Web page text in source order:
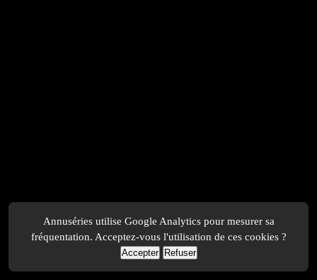
Annuséries utilise Google Analytics pour mesurer sa
fréquentation. Acceptez-vous l'utilisation de ces cookies ?
Accepter Refuser